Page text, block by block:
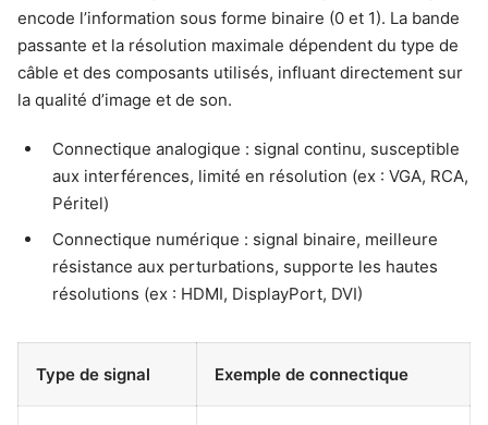
encode l’information sous forme binaire (0 et 1). La bande
passante et la résolution maximale dépendent du type de
câble et des composants utilisés, influant directement sur
la qualité d’image et de son.
Connectique analogique : signal continu, susceptible
aux interférences, limité en résolution (ex : VGA, RCA,
Péritel)
Connectique numérique : signal binaire, meilleure
résistance aux perturbations, supporte les hautes
résolutions (ex : HDMI, DisplayPort, DVI)
Type de signal Exemple de connectique